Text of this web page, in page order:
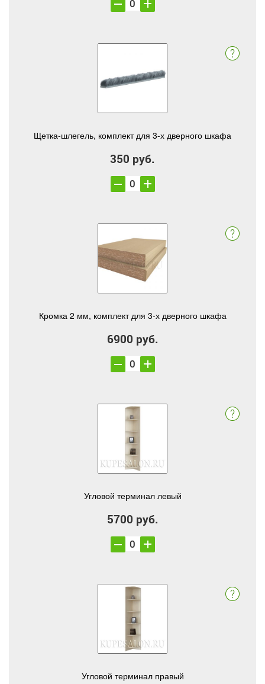
Щетка-шлегель, комплект для 3-х дверного шкафа
350 руб.
Кромка 2 мм, комплект для 3-х дверного шкафа
6900 руб.
Угловой терминал левый
5700 руб.
Угловой терминал правый